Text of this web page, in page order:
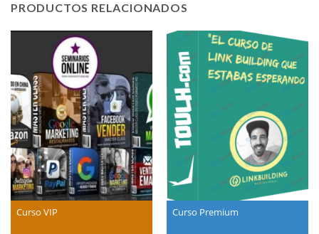
PRODUCTOS RELACIONADOS
Curso VIP Curso Premium